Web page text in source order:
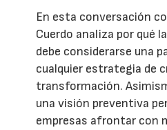
En esta conversación
Cuerdo analiza por qué
debe considerarse una
cualquier estrategia de
transformación.
una visión preventiva
empresas afrontar con